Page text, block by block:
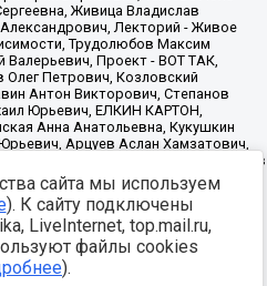
сайта мы используем
). К сайту подключены
LiveInternet, top.mail.ru,
файлы cookies
).